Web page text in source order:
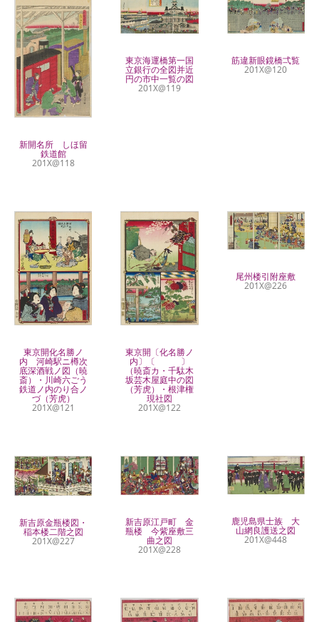
新開名所 しほ留
鉄道館
201X@118
東京海運橋第一国
立銀行の全図并近
円の市中一覧の図
201X@119
筋違新眼鏡橋弌覧
201X@120
東京開化名勝ノ
内 河崎駅ニ樽次
底深酒戦ノ図（暁
斎）・川崎六ごう
鉄道ノ内のり合ノ
づ（芳虎）
201X@121
東京開〔化名勝ノ
内〕〔 〕
（暁斎カ・千駄木
坂芸木屋庭中の図
（芳虎）・根津権
現社図
201X@122
尾州楼引附座敷
201X@226
新吉原金瓶楼図・
稲本楼二階之図
201X@227
新吉原江戸町 金
瓶楼 今紫座敷三
曲之図
201X@228
鹿児島県士族 大
山網良護送之図
201X@448